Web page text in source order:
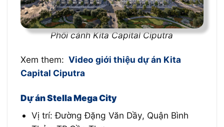
Phối cảnh Kita Capital Ciputra
Xem them: Video giới thiệu dự án Kita
Capital Ciputra
Dự án Stella Mega City
Vị trí: Đường Đặng Văn Dầy, Quận Bình